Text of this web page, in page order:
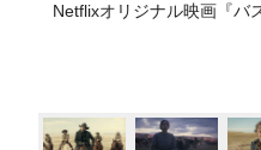
Netflixオリジナル映画『バ